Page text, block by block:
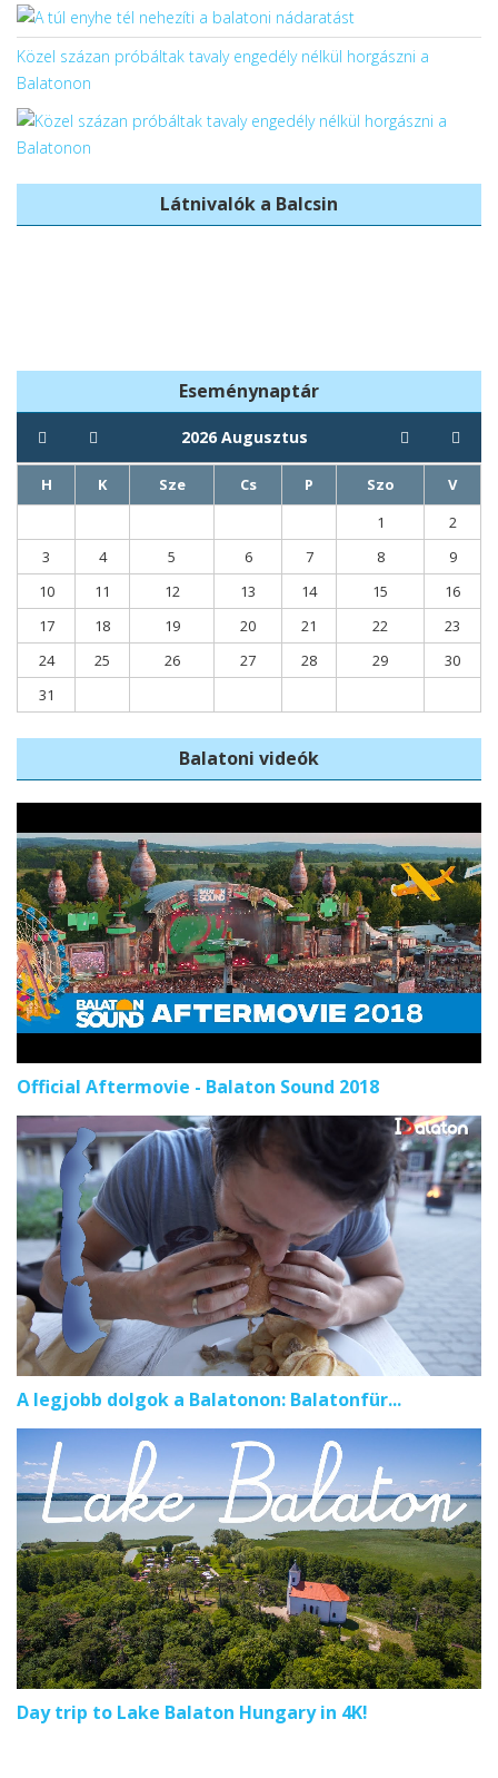
Közel százan próbáltak tavaly engedély nélkül horgászni a
Balatonon
Látnivalók a Balcsin
Eseménynaptár
2026 Augusztus
H K Sze Cs P Szo
V
1
2
3
4 5 6 7 8
9
10
11 12 13 14 15
16
17
18 19 20 21 22
23
24
25 26 27 28 29
30
31
Balatoni videók
Official Aftermovie - Balaton Sound 2018
A legjobb dolgok a Balatonon: Balatonfür...
Day trip to Lake Balaton Hungary in 4K!